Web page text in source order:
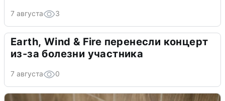
7 августа 3
Earth, Wind & Fire перенесли концерт
из-за болезни участника
7 августа 0